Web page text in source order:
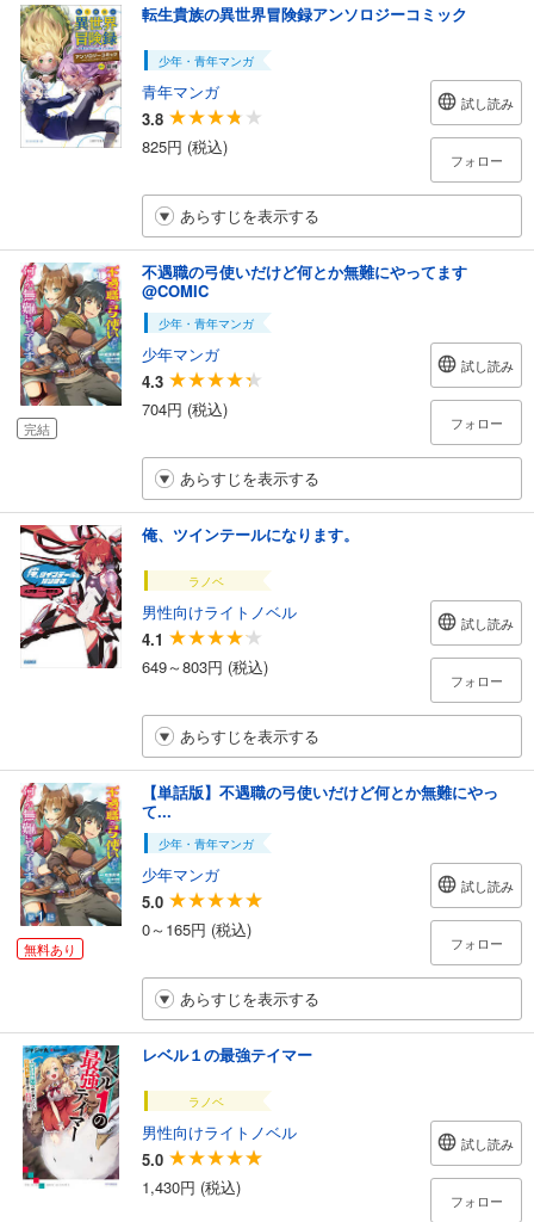
転生貴族の異世界冒険録アンソロジーコミック
少年・青年マンガ
青年マンガ
3.8
825円 (税込)
試し読み
フォロー
あらすじを表示する
完結
不遇職の弓使いだけど何とか無難にやってます
@COMIC
少年・青年マンガ
少年マンガ
4.3
704円 (税込)
試し読み
フォロー
あらすじを表示する
俺、ツインテールになります。
ラノベ
男性向けライトノベル
4.1
649～803円 (税込)
試し読み
フォロー
あらすじを表示する
無料あり
【単話版】不遇職の弓使いだけど何とか無難にやっ
て...
少年・青年マンガ
少年マンガ
5.0
0～165円 (税込)
試し読み
フォロー
あらすじを表示する
レベル１の最強テイマー
ラノベ
男性向けライトノベル
5.0
1,430円 (税込)
試し読み
フォロー